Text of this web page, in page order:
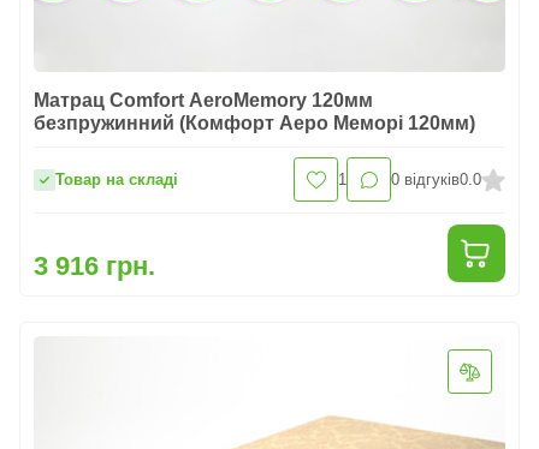
Матрац Comfort AeroMemory 120мм
безпружинний (Комфорт Аеро Меморі 120мм)
Товар на складі 1 0 відгуків0.0
3 916 грн.